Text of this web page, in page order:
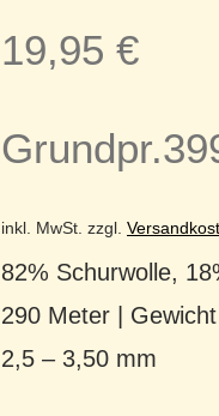
19,95 €
Grundpr.
inkl. MwSt. zzgl.
82% Schurwolle,
290 Meter |
2,5 – 3,50 mm